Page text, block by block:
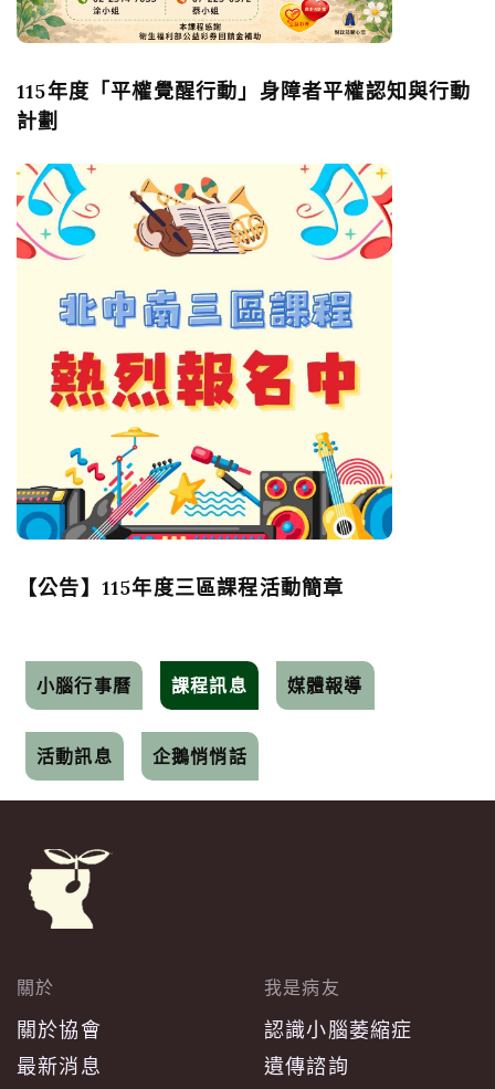
115年度「平權覺醒行動」身障者平權認知與行動
計劃
【公告】115年度三區課程活動簡章
小腦行事曆 課程訊息 媒體報導
活動訊息 企鵝悄悄話
關於
關於協會
最新消息
我是病友
認識小腦萎縮症
遺傳諮詢